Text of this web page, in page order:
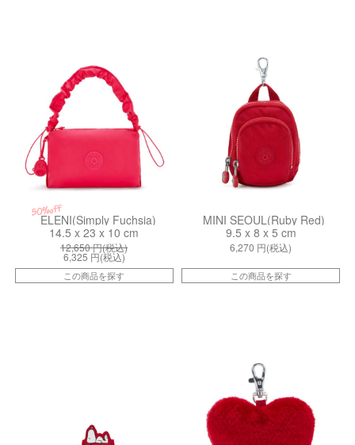
50%off
ELENI(Simply Fuchsia)
14.5 x 23 x 10 cm
12,650円(税込)
6,325 円(税込)
この商品を探す
MINI SEOUL(Ruby Red)
9.5 x 8 x 5 cm
6,270 円(税込)
この商品を探す